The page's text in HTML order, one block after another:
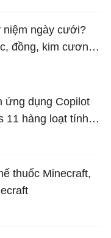
niệm ngày cưới?
đồng, kim cương
ứng dụng Copilot
11 hàng loạt tính
thuốc Minecraft,